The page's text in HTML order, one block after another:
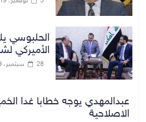
الحلبوسي
الأميركي
28 سبتمبر، 2019
عبدالمهدي يوجه خطابا غدا
الاصلاحية